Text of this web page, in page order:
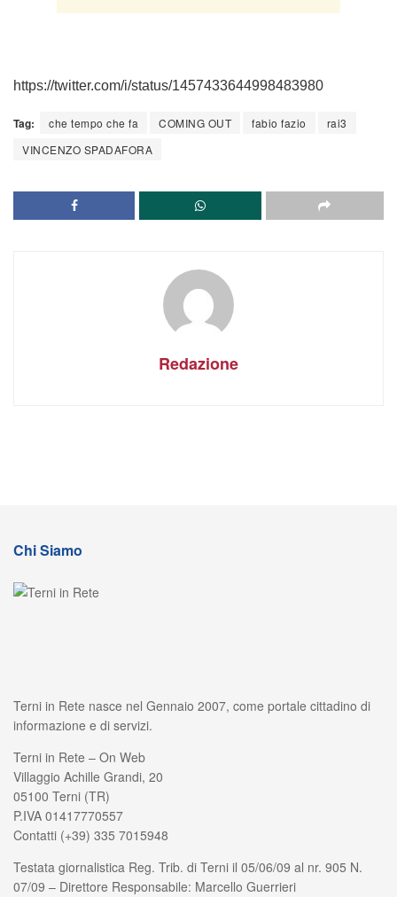
https://twitter.com/i/status/1457433644998483980
Tag: che tempo che fa COMING OUT fabio fazio
rai3
VINCENZO SPADAFORA
Redazione
Chi Siamo
Terni in Rete nasce nel Gennaio 2007, come portale cittadino di
informazione e di servizi.
Terni in Rete – On Web
Villaggio Achille Grandi, 20
05100 Terni (TR)
P.IVA 01417770557
Contatti (+39) 335 7015948
Testata giornalistica Reg. Trib. di Terni il 05/06/09 al nr. 905 N.
07/09 – Direttore Responsabile: Marcello Guerrieri